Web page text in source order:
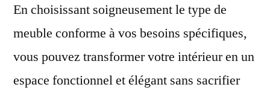
En choisissant soigneusement le type de
meuble conforme à vos besoins spécifiques,
vous pouvez transformer votre intérieur en un
espace fonctionnel et élégant sans sacrifier